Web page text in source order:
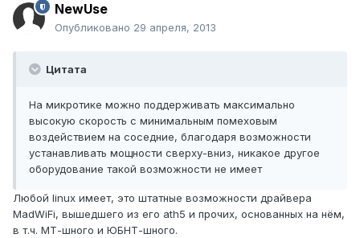
NewUse
Опубликовано 29 апреля, 2013
Цитата
На микротике можно поддерживать максимально
высокую скорость с минимальным помеховым
воздействием на соседние, благодаря возможности
устанавливать мощности сверху-вниз, никакое другое
оборудование такой возможности не имеет
Любой linux имеет, это штатные возможности драйвера
MadWiFi, вышедшего из его ath5 и прочих, основанных на нём,
в т.ч. МТ-шного и ЮБНТ-шного.